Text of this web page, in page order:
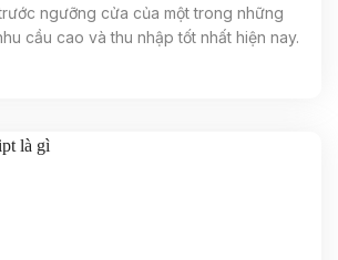
ngưỡng cửa của một trong những
cầu cao và thu nhập tốt nhất hiện nay.